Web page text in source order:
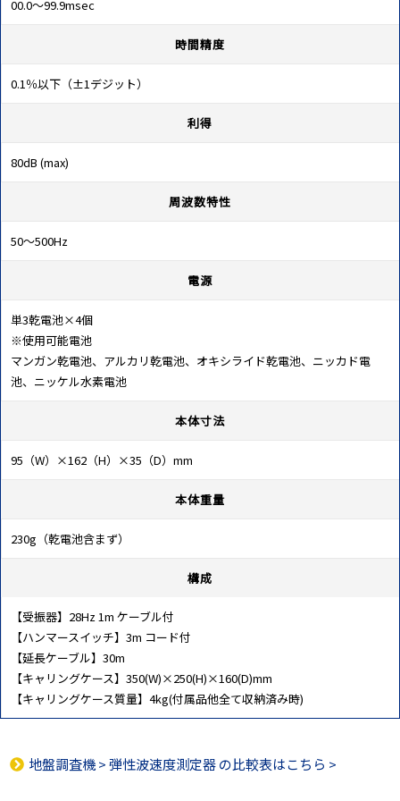
00.0～99.9msec
時間精度
0.1％以下（±1デジット）
利得
80dB (max)
周波数特性
50～500Hz
電源
単3乾電池×4個
※使用可能電池
マンガン乾電池、アルカリ乾電池、オキシライド乾電池、ニッカド電
池、ニッケル水素電池
本体寸法
95（W）×162（H）×35（D）mm
本体重量
230g（乾電池含まず）
構成
【受振器】28Hz 1m ケーブル付
【ハンマースイッチ】3m コード付
【延長ケーブル】30m
【キャリングケース】350(W)×250(H)×160(D)mm
【キャリングケース質量】4kg(付属品他全て収納済み時)
地盤調査機>弾性波速度測定器の比較表はこちら >